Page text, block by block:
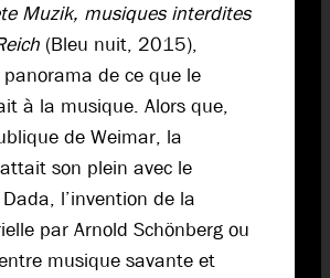
Muzik, musiques interdites
(Bleu nuit, 2015),
de ce que le
à la musique. Alors que,
de Weimar, la
son plein avec le
l’invention de la
par Arnold Schönberg ou
musique savante et